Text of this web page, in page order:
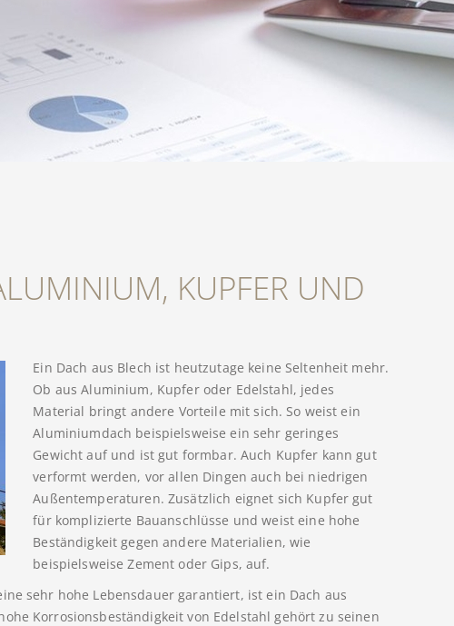
KUPFER UND
Ein Dach aus Blech ist heutzutage keine Seltenheit mehr.
Ob aus Aluminium, Kupfer oder Edelstahl, jedes
Material bringt andere Vorteile mit sich. So weist ein
Aluminiumdach beispielsweise ein sehr geringes
Gewicht auf und ist gut formbar. Auch Kupfer kann gut
verformt werden, vor allen Dingen auch bei niedrigen
Außentemperaturen. Zusätzlich eignet sich Kupfer gut
für komplizierte Bauanschlüsse und weist eine hohe
Beständigkeit gegen andere Materialien, wie
beispielsweise Zement oder Gips, auf.
sehr hohe Lebensdauer garantiert, ist ein Dach aus
Korrosionsbeständigkeit von Edelstahl gehört zu seinen